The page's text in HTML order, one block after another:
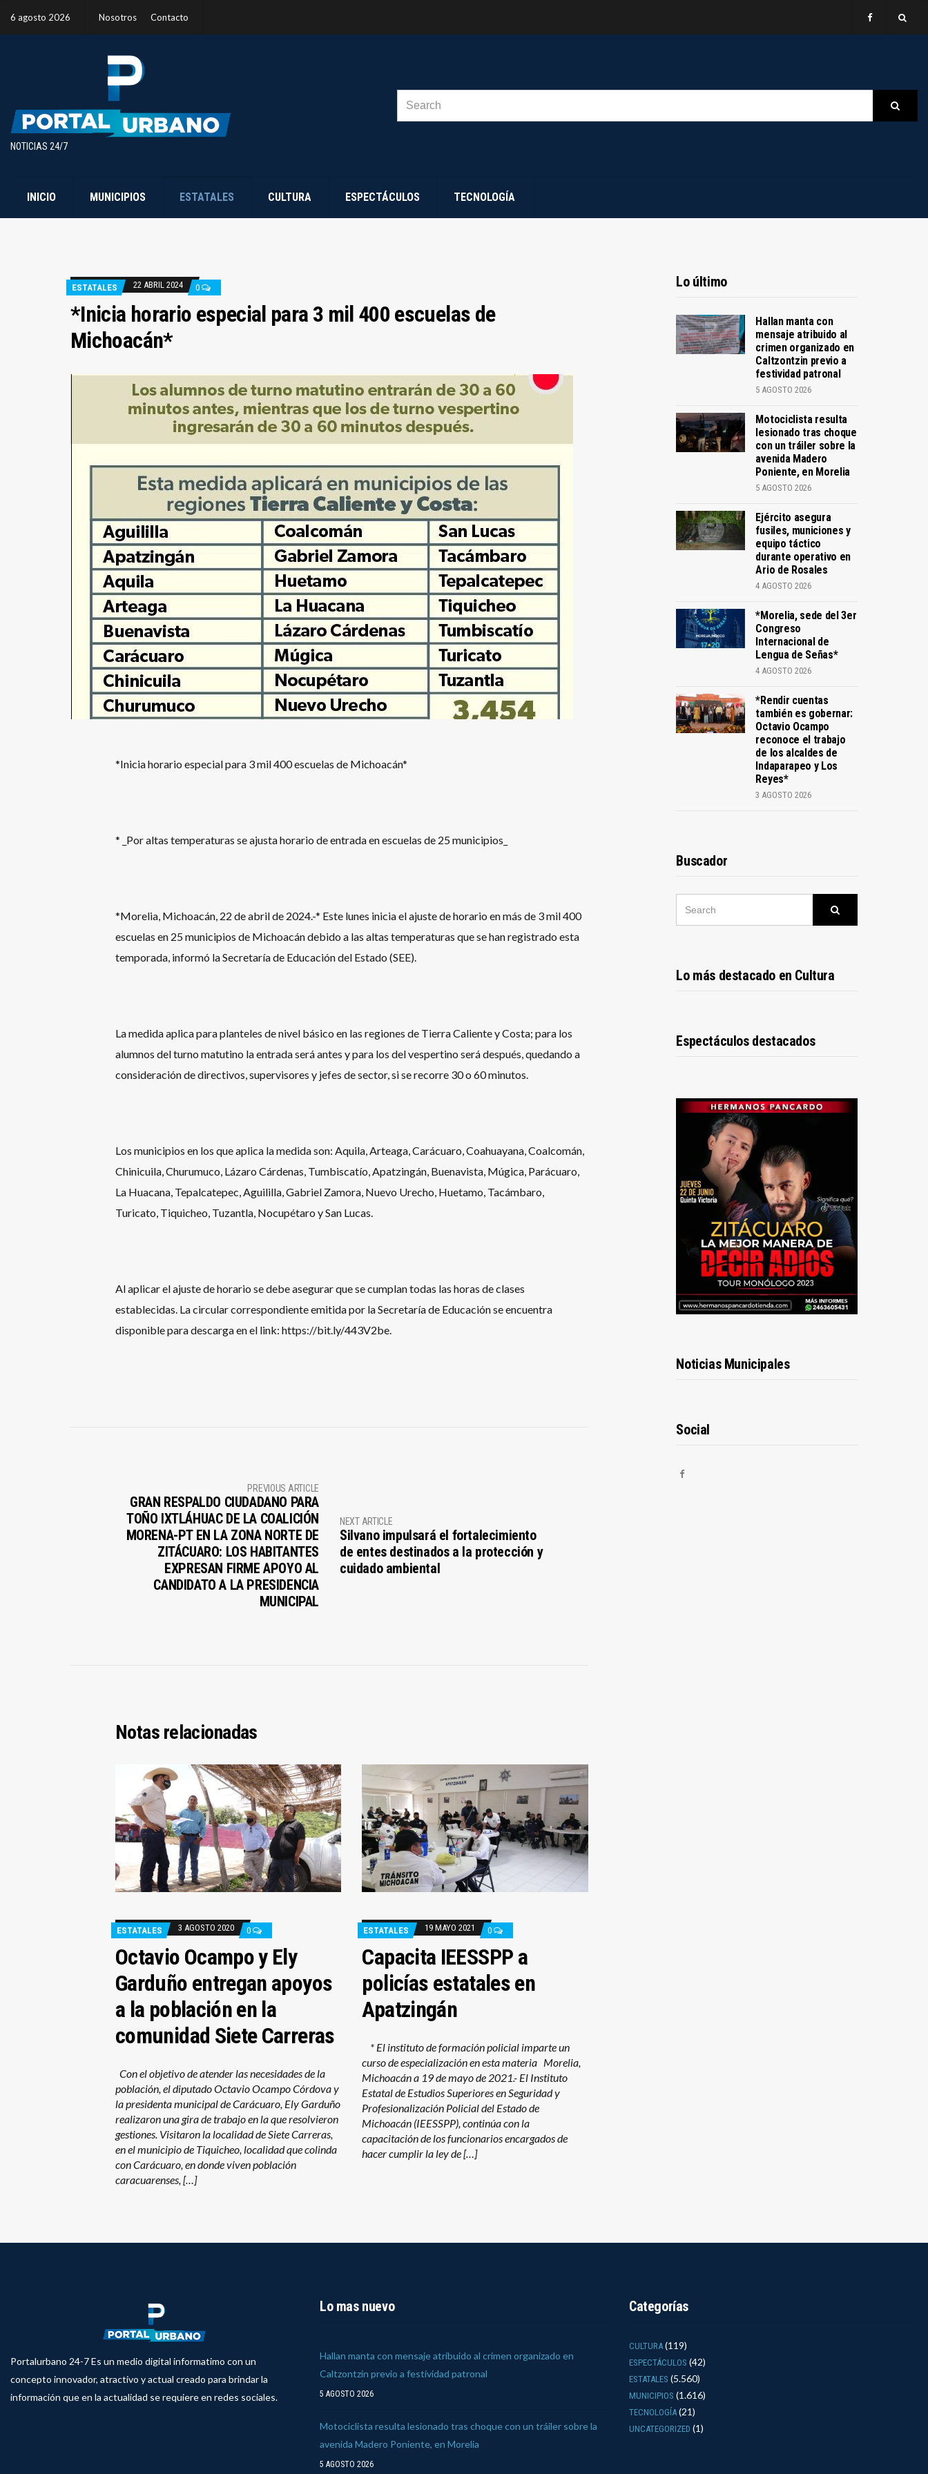
6 agosto 2026 Nosotros Contacto
NOTICIAS 24/7
INICIO MUNICIPIOS ESTATALES CULTURA ESPECTÁCULOS TECNOLOGÍA
ESTATALES 22 ABRIL 2024 0
*Inicia horario especial para 3 mil 400 escuelas de
Michoacán*
*Inicia horario especial para 3 mil 400 escuelas de Michoacán*
* _Por altas temperaturas se ajusta horario de entrada en escuelas de 25 municipios_
*Morelia, Michoacán, 22 de abril de 2024.-* Este lunes inicia el ajuste de horario en más de 3 mil 400
escuelas en 25 municipios de Michoacán debido a las altas temperaturas que se han registrado esta
temporada, informó la Secretaría de Educación del Estado (SEE).
La medida aplica para planteles de nivel básico en las regiones de Tierra Caliente y Costa; para los
alumnos del turno matutino la entrada será antes y para los del vespertino será después, quedando a
consideración de directivos, supervisores y jefes de sector, si se recorre 30 o 60 minutos.
Los municipios en los que aplica la medida son: Aquila, Arteaga, Carácuaro, Coahuayana, Coalcomán,
Chinicuila, Churumuco, Lázaro Cárdenas, Tumbiscatío, Apatzingán, Buenavista, Múgica, Parácuaro,
La Huacana, Tepalcatepec, Aguililla, Gabriel Zamora, Nuevo Urecho, Huetamo, Tacámbaro,
Turicato, Tiquicheo, Tuzantla, Nocupétaro y San Lucas.
Al aplicar el ajuste de horario se debe asegurar que se cumplan todas las horas de clases
establecidas. La circular correspondiente emitida por la Secretaría de Educación se encuentra
disponible para descarga en el link: https://bit.ly/443V2be.
PREVIOUS ARTICLE
GRAN RESPALDO CIUDADANO PARA
TOÑO IXTLÁHUAC DE LA COALICIÓN
MORENA-PT EN LA ZONA NORTE DE
ZITÁCUARO: LOS HABITANTES
EXPRESAN FIRME APOYO AL
CANDIDATO A LA PRESIDENCIA
MUNICIPAL
NEXT ARTICLE
Silvano impulsará el fortalecimiento
de entes destinados a la protección y
cuidado ambiental
Notas relacionadas
ESTATALES 3 AGOSTO 2020 0
Octavio Ocampo y Ely
Garduño entregan apoyos
a la población en la
comunidad Siete Carreras
Con el objetivo de atender las necesidades de la
población, el diputado Octavio Ocampo Córdova y
la presidenta municipal de Carácuaro, Ely Garduño
realizaron una gira de trabajo en la que resolvieron
gestiones. Visitaron la localidad de Siete Carreras,
en el municipio de Tiquicheo, localidad que colinda
con Carácuaro, en donde viven población
caracuarenses, […]
ESTATALES 19 MAYO 2021 0
Capacita IEESSPP a
policías estatales en
Apatzingán
* El instituto de formación policial imparte un
curso de especialización en esta materia Morelia,
Michoacán a 19 de mayo de 2021.- El Instituto
Estatal de Estudios Superiores en Seguridad y
Profesionalización Policial del Estado de
Michoacán (IEESSPP), continúa con la
capacitación de los funcionarios encargados de
hacer cumplir la ley de […]
Lo último
Hallan manta con
mensaje atribuido al
crimen organizado en
Caltzontzin previo a
festividad patronal
5 AGOSTO 2026
Motociclista resulta
lesionado tras choque
con un tráiler sobre la
avenida Madero
Poniente, en Morelia
5 AGOSTO 2026
Ejército asegura
fusiles, municiones y
equipo táctico
durante operativo en
Ario de Rosales
4 AGOSTO 2026
*Morelia, sede del 3er
Congreso
Internacional de
Lengua de Señas*
4 AGOSTO 2026
*Rendir cuentas
también es gobernar:
Octavio Ocampo
reconoce el trabajo
de los alcaldes de
Indaparapeo y Los
Reyes*
3 AGOSTO 2026
Buscador
Lo más destacado en Cultura
Espectáculos destacados
Noticias Municipales
Social
Portalurbano 24-7 Es un medio digital informatimo con un
concepto innovador, atractivo y actual creado para brindar la
información que en la actualidad se requiere en redes sociales.
Lo mas nuevo
Hallan manta con mensaje atribuido al crimen organizado en
Caltzontzin previo a festividad patronal
5 AGOSTO 2026
Motociclista resulta lesionado tras choque con un tráiler sobre la
avenida Madero Poniente, en Morelia
5 AGOSTO 2026
Categorías
CULTURA(119)
ESPECTÁCULOS (42)
ESTATALES (5.560)
MUNICIPIOS (1.616)
TECNOLOGÍA(21)
UNCATEGORIZED (1)